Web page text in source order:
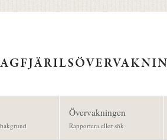
Övervakningen
Rapportera eller sök